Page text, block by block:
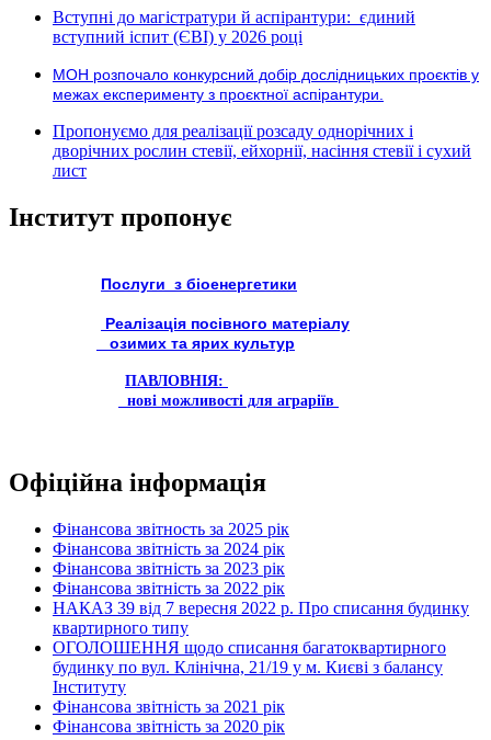
Вступні до магістратури й аспірантури: єдиний
вступний іспит (ЄВІ) у 2026 році
МОН розпочало конкурсний добір дослідницьких проєктів у
межах експерименту з проєктної аспірантури.
Пропонуємо для реалізації розсаду однорічних і
дворічних рослин стевії, ейхорнії, насіння стевії і сухий
лист
Інститут пропонує
Послуги з біоенергетики
Реалізація посівного матеріалу
озимих та ярих культур
ПАВЛОВНІЯ:
нові можливості для аграріїв
Офіційна інформація
Фінансова звітность за 2025 рік
Фінансова звітність за 2024 рік
Фінансова звітність за 2023 рік
Фінансова звітність за 2022 рік
НАКАЗ 39 від 7 вересня 2022 р. Про списання будинку
квартирного типу
ОГОЛОШЕННЯ щодо списання багатоквартирного
будинку по вул. Клінічна, 21/19 у м. Києві з балансу
Інституту
Фінансова звітність за 2021 рік
Фінансова звітність за 2020 рік